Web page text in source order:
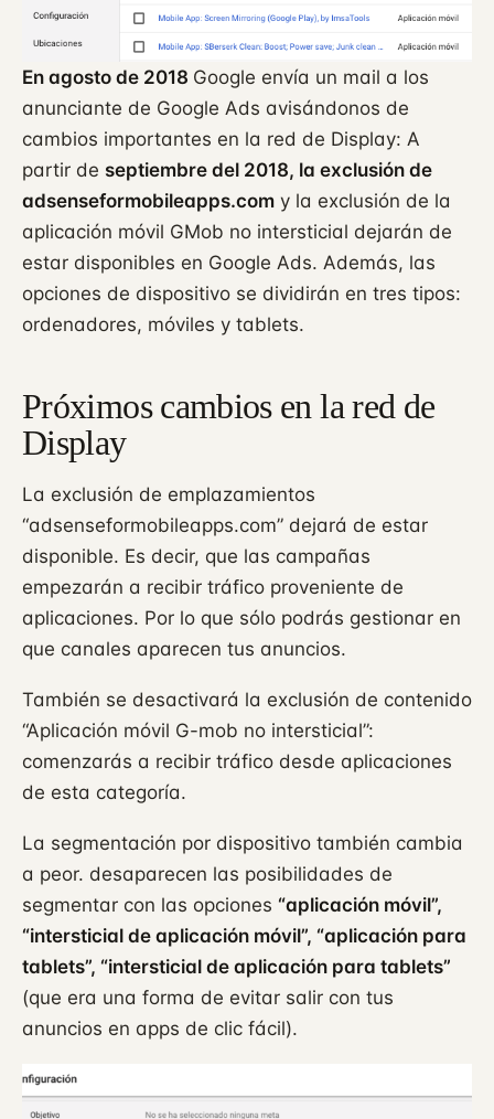
En agosto de 2018 Google envía un mail a los
anunciante de Google Ads avisándonos de
cambios importantes en la red de Display: A
partir de septiembre del 2018, la exclusión de
adsenseformobileapps.com y la exclusión de la
aplicación móvil GMob no intersticial dejarán de
estar disponibles en Google Ads. Además, las
opciones de dispositivo se dividirán en tres tipos:
ordenadores, móviles y tablets.
Próximos cambios en la red de
Display
La exclusión de emplazamientos
“adsenseformobileapps.com” dejará de estar
disponible. Es decir, que las campañas
empezarán a recibir tráfico proveniente de
aplicaciones. Por lo que sólo podrás gestionar en
que canales aparecen tus anuncios.
También se desactivará la exclusión de contenido
“Aplicación móvil G-mob no intersticial”:
comenzarás a recibir tráfico desde aplicaciones
de esta categoría.
La segmentación por dispositivo también cambia
a peor. desaparecen las posibilidades de
segmentar con las opciones “aplicación móvil”,
“intersticial de aplicación móvil”, “aplicación para
tablets”, “intersticial de aplicación para tablets”
(que era una forma de evitar salir con tus
anuncios en apps de clic fácil).